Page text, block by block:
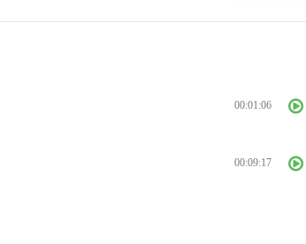
00:01:06
00:09:17